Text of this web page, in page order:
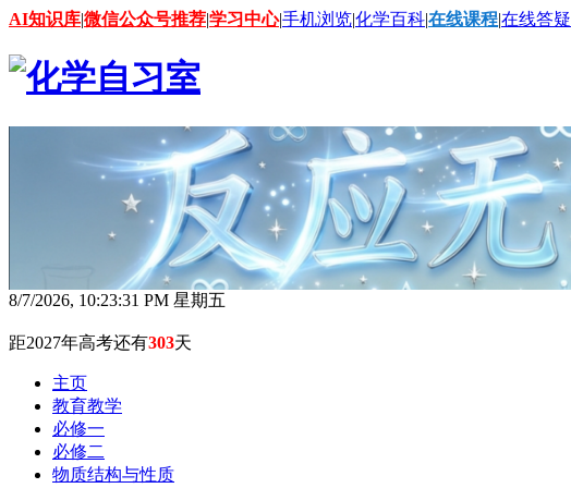
AI知识库|微信公众号推荐|学习中心|手机浏览|化学百科|在线课程|在线答疑
8/7/2026, 10:23:33 PM 星期五
距2027年高考还有303天
主页
教育教学
必修一
必修二
物质结构与性质